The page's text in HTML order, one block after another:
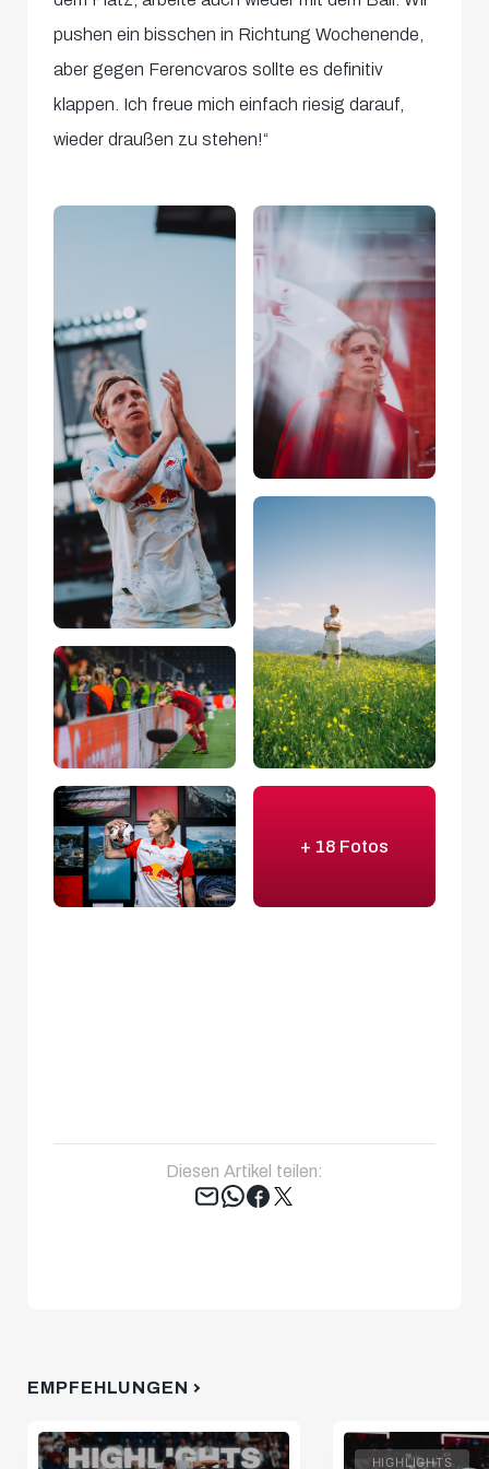
pushen ein bisschen in Richtung Wochenende,
aber gegen Ferencvaros sollte es definitiv
klappen. Ich freue mich einfach riesig darauf,
wieder draußen zu stehen!“
+ 18 Fotos
Diesen Artikel teilen:
Tweet
EMPFEHLUNGEN
HIGHLIGHTS